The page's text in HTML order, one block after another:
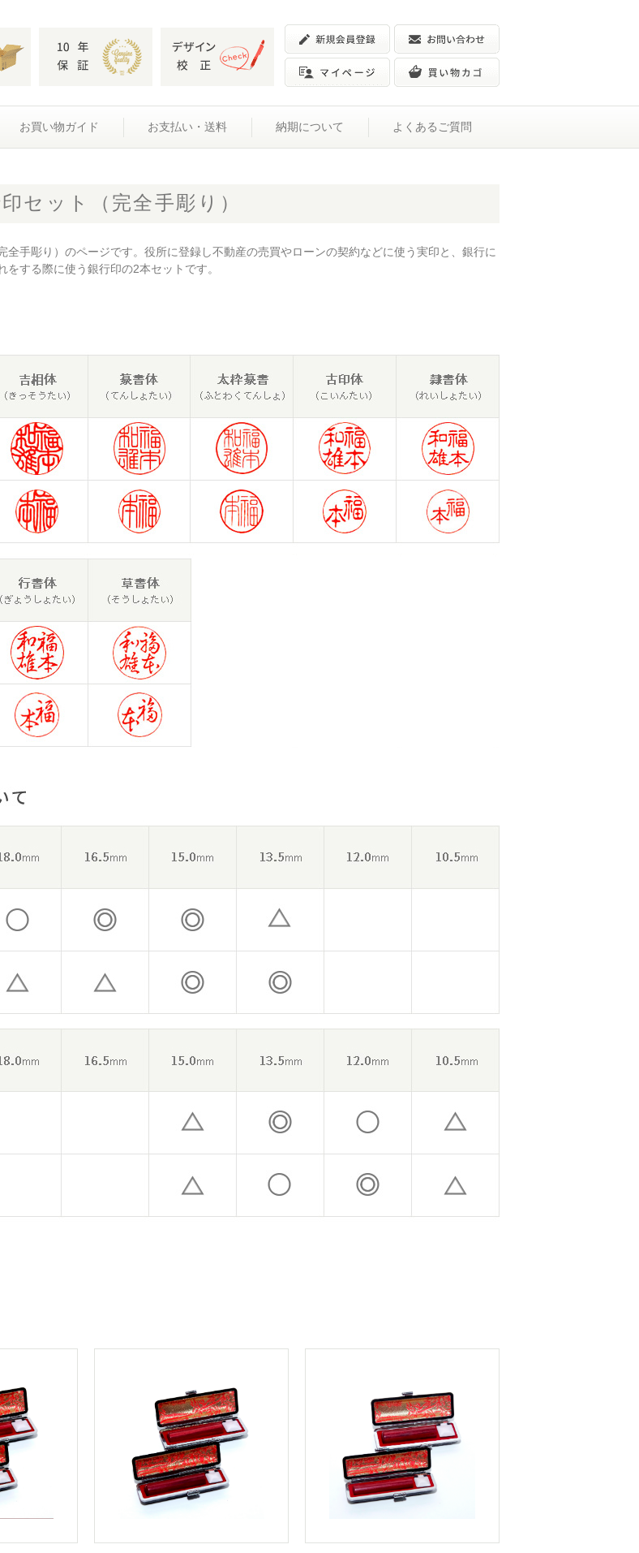
お買い物ガイド お支払い・送料 納期について よくあるご質問
セット（完全手彫り）
全手彫り）のページです。役所に登録し不動産の売買やローンの契約などに使う実印と、銀行に
をする際に使う銀行印の2本セットです。